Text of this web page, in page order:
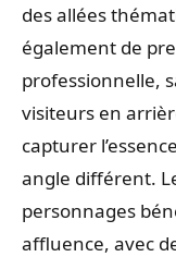
des allées
également de
professionnelle,
visiteurs en
capturer
angle différent.
personnages
affluence, avec